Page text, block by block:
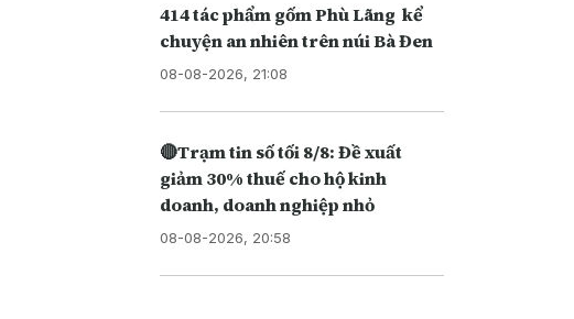
414 tác phẩm gốm Phù Lãng kể
chuyện an nhiên trên núi Bà Đen
08-08-2026, 21:08
🔴Trạm tin số tối 8/8: Đề xuất
giảm 30% thuế cho hộ kinh
doanh, doanh nghiệp nhỏ
08-08-2026, 20:58